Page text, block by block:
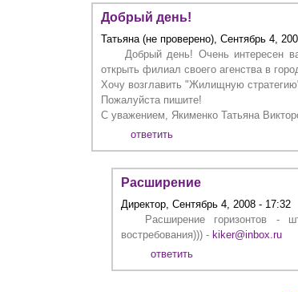
Добрый день!
Татьяна (не проверено), Сентябрь 4,
Добрый день! Очень интересен
открыть филиал своего агенства в
Хочу возглавить "Жилищную
Пожалуйста пишите!
С уважением, Якименко Татьяна
ответить
Расширение
Директор, Сентябрь 4, 2008 - 17:32
Расширение горизонтов -
востребования))) - kiker@inbox.ru
ответить